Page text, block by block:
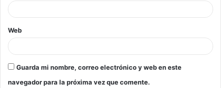
Web
Guarda mi nombre, correo electrónico y web en este
navegador para la próxima vez que comente.